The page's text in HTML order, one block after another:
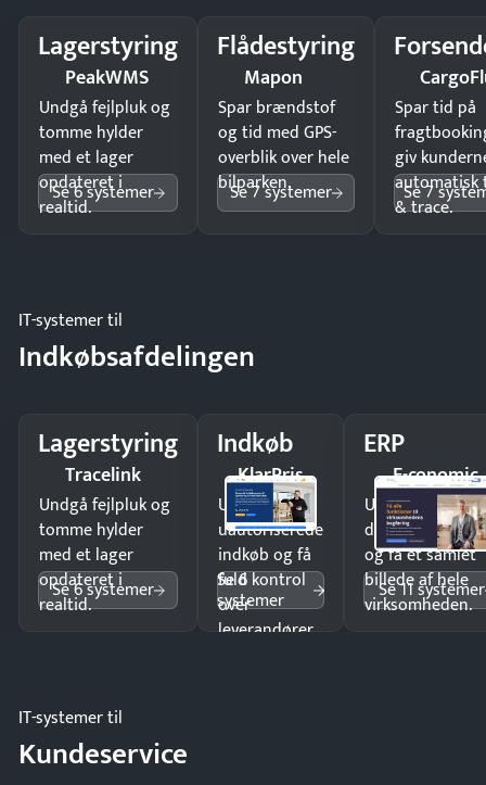
Lagerstyring
PeakWMS
Undgå fejlpluk og
tomme hylder
med et lager
opdateret i
realtid.
Se 6 systemer
Flådestyring
Mapon
Spar brændstof
og tid med GPS-
overblik over hele
bilparken.
Se 7 systemer
Spar tid på
giv
automatisk
& trace.
Se 7
IT-systemer til
Indkøbsafdelingen
Lagerstyring
Tracelink
Undgå fejlpluk og
tomme hylder
med et lager
opdateret i
realtid.
Se 6 systemer
Indkøb
KlarPris
Undgå
uautoriserede
indkøb og få
fuld kontrol
over
leverandører
Se 6
systemer
ERP
E-conomic
Undgå
og få ét samlet
billede af hele
virksomheden.
Se 11 systemer
IT-systemer til
Kundeservice